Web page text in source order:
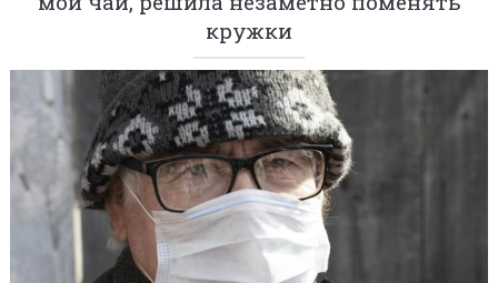
кружки